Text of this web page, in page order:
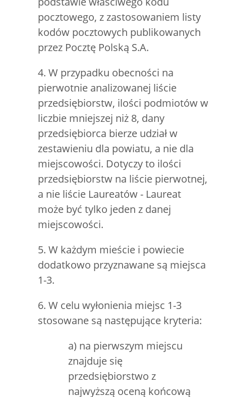
pocztowego, z zastosowaniem listy
kodów pocztowych publikowanych
przez Pocztę Polską S.A.
4. W przypadku obecności na
pierwotnie analizowanej liście
przedsiębiorstw, ilości podmiotów w
liczbie mniejszej niż 8, dany
przedsiębiorca bierze udział w
zestawieniu dla powiatu, a nie dla
miejscowości. Dotyczy to ilości
przedsiębiorstw na liście pierwotnej,
a nie liście Laureatów - Laureat
może być tylko jeden z danej
miejscowości.
5. W każdym mieście i powiecie
dodatkowo przyznawane są miejsca
1-3.
6. W celu wyłonienia miejsc 1-3
stosowane są następujące kryteria:
a) na pierwszym miejscu
znajduje się
przedsiębiorstwo z
najwyższą oceną końcową